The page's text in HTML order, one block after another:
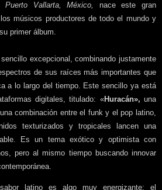
Puerto Vallarta, México,
nace este gran
músicos productores de todo el mundo y
primer álbum.
excepcional, combinando justamente
de sus raíces más importantes que
a lo largo del tiempo. Este sencillo ya está
digitales, titulado: «Huracán», una
combinación entre el funk y el pop latino,
texturizados y tropicales lancen una
Es un tema exótico y optimista con
pero al mismo tiempo buscando innovar
latino es algo muy energizante; el